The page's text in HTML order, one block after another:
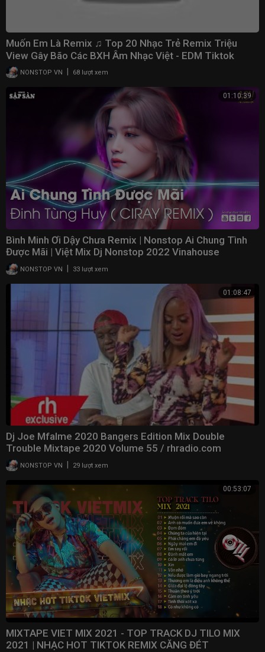
Muốn Em Là Remix ♫ Top 20 Nhạc Trẻ Remix Triệu
View Gây Bão Các BXH Âm Nhạc Việt - EDM Tiktok
2022NONSTOP VN 68 lượt xem
01:10:39
Bình Minh Ơi Dậy Chưa Remix | Nonstop Ai Chung Tình
Được Mãi | Việt Mix Dj Nonstop 2022 Vinahouse
NONSTOP VN | 33 lượt xem
01:08:47
Dj Joe Mfalme 2020 Bangers Edition Mix Double
Trouble Mixtape 2020 Volume 55 / rhradio.com
NONSTOP VN 29 lượt xem
00:53:07
MIXTAPE VIET MIX 2021 - TOP TRACK DJ TILO MIX
2021 | NHẠC HOT TIKTOK REMIX CĂNG ĐÉT